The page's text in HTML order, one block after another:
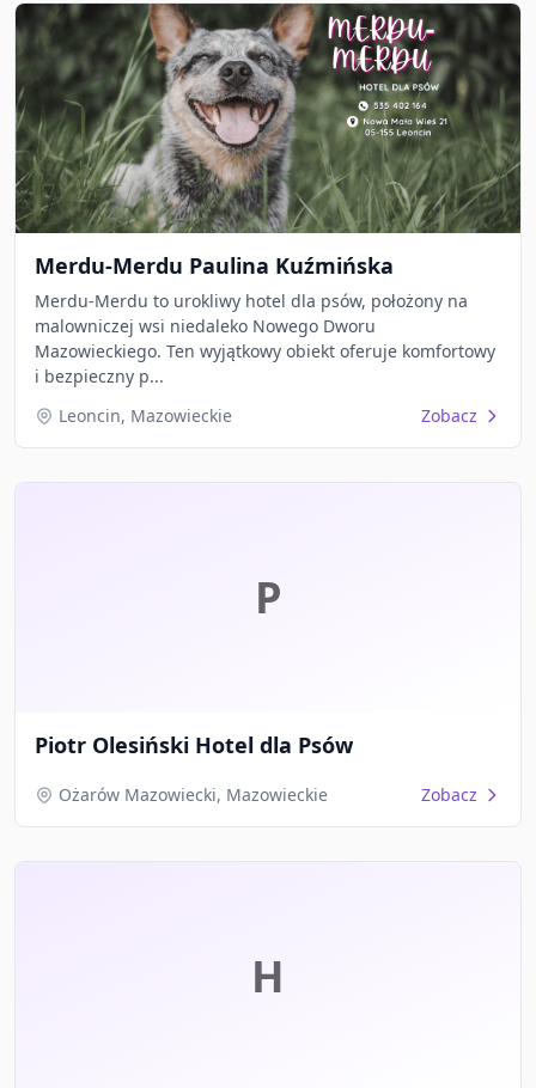
Merdu-Merdu Paulina Kuźmińska
Merdu-Merdu to urokliwy hotel dla psów, położony na
malowniczej wsi niedaleko Nowego Dworu
Mazowieckiego. Ten wyjątkowy obiekt oferuje komfortowy
i bezpieczny p...
Leoncin, Mazowieckie
Zobacz
P
Piotr Olesiński Hotel dla Psów
Ożarów Mazowiecki, Mazowieckie Zobacz
H